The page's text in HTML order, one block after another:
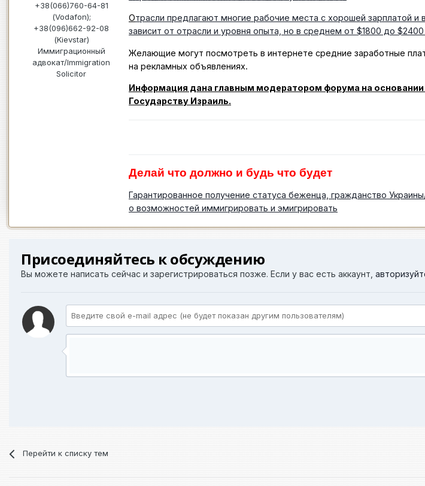
+38(066)760-64-81
(Vodafon);
+38(096)662-92-08
(Kievstar)
Иммиграционный
адвокат/Immigration
Solicitor
Отрасли предлагают многие рабочие места с хорошей зарплатой
зависит от отрасли и уровня опыта, но в среднем от $1800 до
Желающие могут посмотреть в интернете средние заработные
на рекламных объявлениях.
Информация дана главным модератором форума на
Государству Израиль.
Делай что должно и будь что будет
Гарантированное получение статуса беженца, гражданство
о возможностей иммигрировать и эмигрировать
Присоединяйтесь к обсуждению
Вы можете написать сейчас и зарегистрироваться позже. Если у вас есть аккаунт,
Перейти к списку тем